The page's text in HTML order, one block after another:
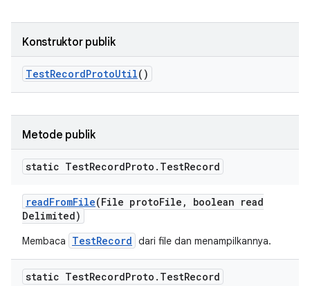
Konstruktor publik
TestRecordProtoUtil()
Metode publik
static TestRecordProto . TestRecord
readFromFile(File protoFile ,
boolean read
Delimited)
Membaca TestRecord dari file dan menampilkannya.
static TestRecordProto . TestRecord